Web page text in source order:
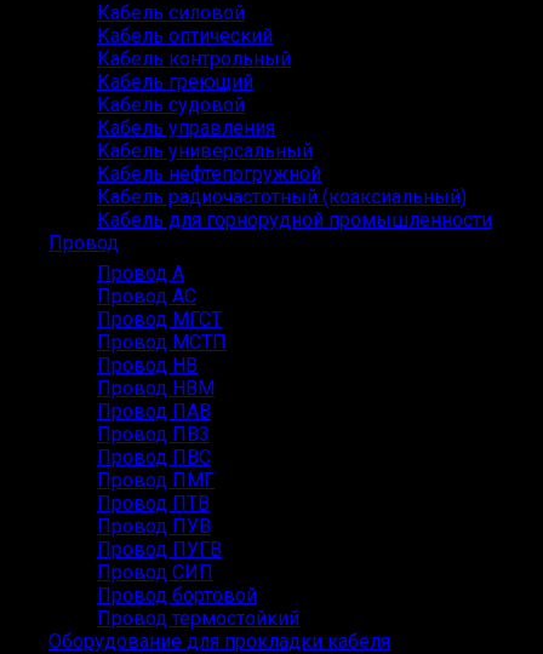
Кабель силовой
Кабель оптический
Кабель контрольный
Кабель греющий
Кабель судовой
Кабель управления
Кабель универсальный
Кабель нефтепогружной
Кабель радиочастотный (коаксиальный)
Кабель для горнорудной промышленности
Провод
Провод А
Провод АС
Провод МГСТ
Провод МСТП
Провод НВ
Провод НВМ
Провод ПАВ
Провод ПВ3
Провод ПВС
Провод ПМГ
Провод ПТВ
Провод ПУВ
Провод ПУГВ
Провод СИП
Провод бортовой
Провод термостойкий
Оборудование для прокладки кабеля